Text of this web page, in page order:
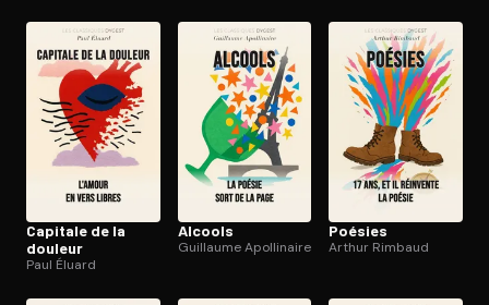
Capitale de la
douleur
Paul Éluard
Alcools
Guillaume Apollinaire
Poésies
Arthur Rimbaud